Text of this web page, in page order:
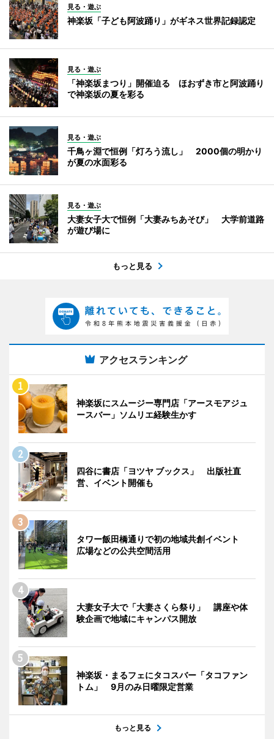
見る・遊ぶ
神楽坂「子ども阿波踊り」がギネス世界記録認定
見る・遊ぶ
「神楽坂まつり」開催迫る ほおずき市と阿波踊り
で神楽坂の夏を彩る
見る・遊ぶ
千鳥ヶ淵で恒例「灯ろう流し」 2000個の明かり
が夏の水面彩る
見る・遊ぶ
大妻女子大で恒例「大妻みちあそび」 大学前道路
が遊び場に
もっと見る
アクセスランキング
神楽坂にスムージー専門店「アースモアジュ
ースバー」ソムリエ経験生かす
四谷に書店「ヨツヤ ブックス」 出版社直
営、イベント開催も
タワー飯田橋通りで初の地域共創イベント
広場などの公共空間活用
大妻女子大で「大妻さくら祭り」 講座や体
験企画で地域にキャンパス開放
神楽坂・まるフェにタコスバー「タコファン
トム」 9月のみ日曜限定営業
もっと見る